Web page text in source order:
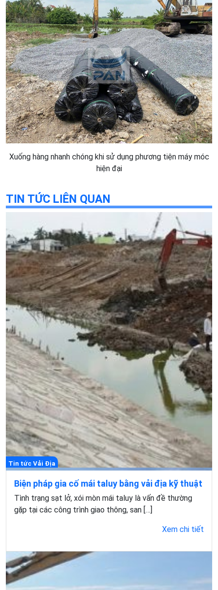
Xuống hàng nhanh chóng khi sử dụng phương tiện máy móc
hiện đại
TIN TỨC LIÊN QUAN
Tin tức Vải Địa
Biện pháp gia cố mái taluy bằng vải địa kỹ thuật
Tình trạng sạt lở, xói mòn mái taluy là vấn đề thường
gặp tại các công trình giao thông, san […]
Xem chi tiết